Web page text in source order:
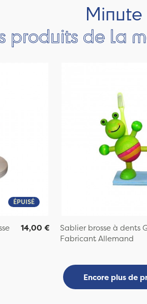
produits de la
ÉPUISÉ
14,00 €
Sablier brosse à dents
Fabricant Allemand
Encore plus de